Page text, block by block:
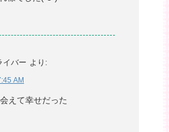
イバー より:
AM
えて幸せだった